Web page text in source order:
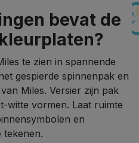
bevat de
te zien in spannende
gespierde spinnenpak en
Miles. Versier zijn pak
witte vormen. Laat ruimte
en